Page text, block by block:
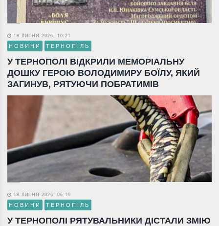
18 ЛИПНЯ 2026, 10:21
НОВИНИ ТЕРНОПІЛЬ
У ТЕРНОПОЛІ ВІДКРИЛИ МЕМОРІАЛЬНУ
ДОШКУ ГЕРОЮ ВОЛОДИМИРУ БОЇЛУ, ЯКИЙ
ЗАГИНУВ, РЯТУЮЧИ ПОБРАТИМІВ
18 ЛИПНЯ 2026, 06:19
НОВИНИ ТЕРНОПІЛЬ
У ТЕРНОПОЛІ РЯТУВАЛЬНИКИ ДІСТАЛИ ЗМІЮ